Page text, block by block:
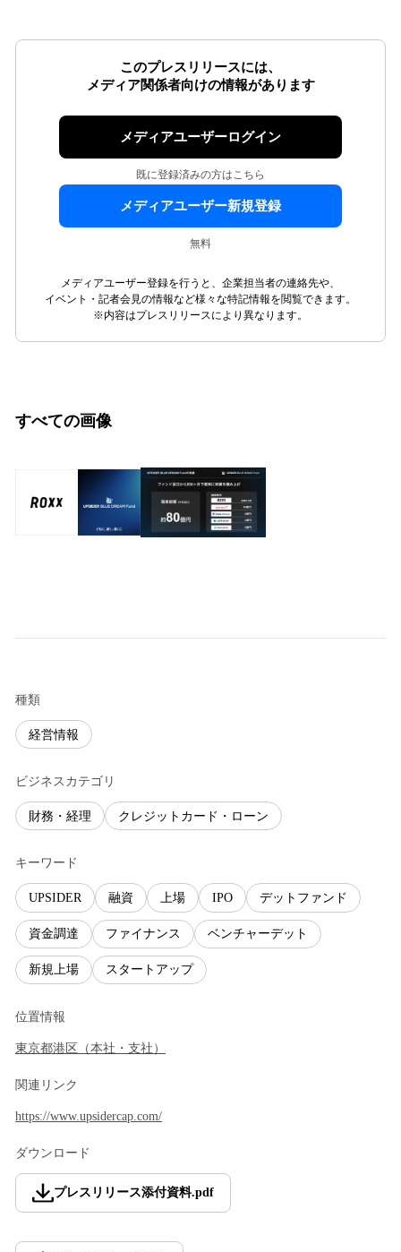
このプレスリリースには、
メディア関係者向けの情報があります
メディアユーザーログイン
既に登録済みの方はこちら
メディアユーザー新規登録
無料
メディアユーザー登録を行うと、企業担当者の連絡先や、
イベント・記者会見の情報など様々な特記情報を閲覧できます。
※内容はプレスリリースにより異なります。
すべての画像
種類
経営情報
ビジネスカテゴリ
財務・経理 クレジットカード・ローン
キーワード
UPSIDER 融資 上場 IPO デットファンド
資金調達 ファイナンス ベンチャーデット
新規上場 スタートアップ
位置情報
東京都港区 （本社・支社 ）
関連リンク
https://www.upsidercap.com/
ダウンロード
プレスリリース添付資料.pdf